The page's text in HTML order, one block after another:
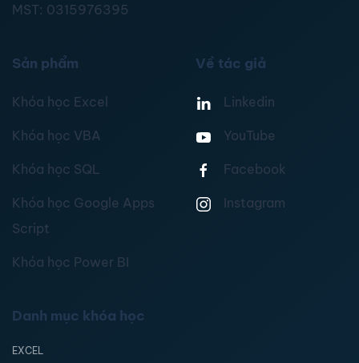
MST: 0315976395
Sản phẩm
Khóa học Excel
Khóa học VBA
Khóa học SQL
Khóa học Google Apps
Script
Khóa học Power BI
Về tác giả
Linkedin
YouTube
Facebook
Instagram
Danh mục khóa học
EXCEL